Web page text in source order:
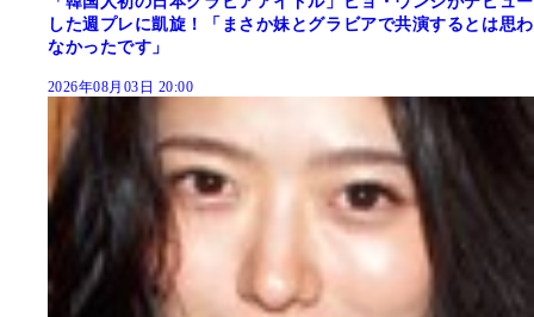
した週プレに凱旋！「まさか妹とグラビアで共演するとは思わ
なかったです」
2026年08月03日 20:00